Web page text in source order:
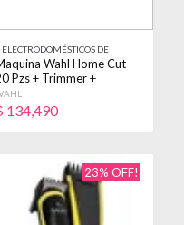
ELECTRODOMÉSTICOS DE
Wahl Home Cut
Pzs + Trimmer +
Belprof
134,490
23% OFF!